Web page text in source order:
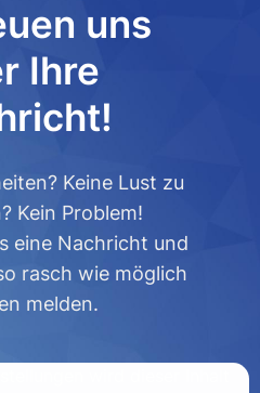
uns
Ihre
Keine Lust zu
Kein Problem!
eine Nachricht und
rasch wie möglich
melden.
wird dieser Inhalt